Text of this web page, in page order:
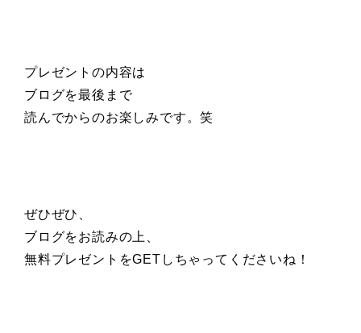
プレゼントの内容は
ブログを最後まで
読んでからのお楽しみです。笑
ぜひぜひ、
ブログをお読みの上、
無料プレゼントをGETしちゃってくださいね！